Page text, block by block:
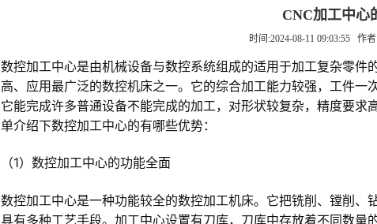
CNC加工中心
时间:2024-08-11 09:03:55 作
数控加工中心是由机械设备与数控系统组成的适用于加工复杂零
高、应用最广泛的数控机床之一。它的综合加工能力较强，工件
它能完成许多普通设备不能完成的加工，对形状较复杂，精度要
单介绍下数控加工中心的有哪些优势：
（1）数控加工中心的功能全面
数控加工中心是一种功能较全的数控加工机床。它把铣削、镗削
具有多种工艺手段。加工中心设置有刀库，刀库中存放着不同数